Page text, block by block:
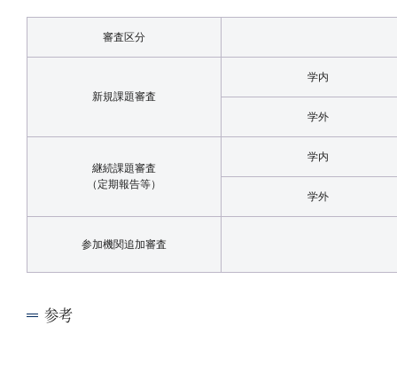
審査区分
新規課題審査
学内
学外
継続課題審査
（定期報告等）
学内
学外
参加機関追加審査
参考